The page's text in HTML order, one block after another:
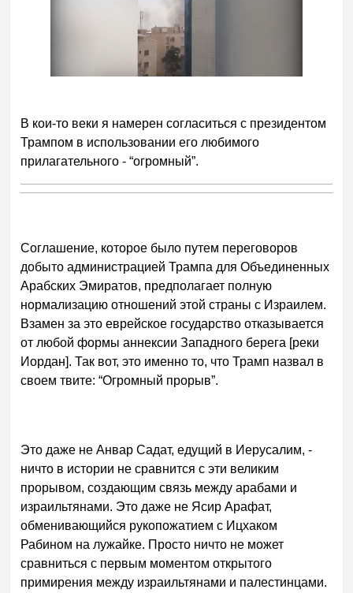
В кои-то веки я намерен согласиться с президентом
Трампом в использовании его любимого
прилагательного - “огромный”.
Соглашение, которое было путем переговоров
добыто администрацией Трампа для Объединенных
Арабских Эмиратов, предполагает полную
нормализацию отношений этой страны с Израилем.
Взамен за это еврейское государство отказывается
от любой формы аннексии Западного берега [реки
Иордан]. Так вот, это именно то, что Трамп назвал в
своем твите: “Огромный прорыв”.
Это даже не Анвар Садат, едущий в Иерусалим, -
ничто в истории не сравнится с эти великим
прорывом, создающим связь между арабами и
израильтянами. Это даже не Ясир Арафат,
обменивающийся рукопожатием с Ицхаком
Рабином на лужайке. Просто ничто не может
сравниться с первым моментом открытого
примирения между израильтянами и палестинцами.